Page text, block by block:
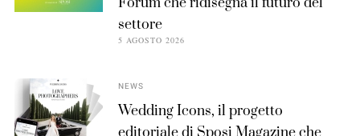
settore
5 AGOSTO 2026
NEWS
Wedding Icons, il progetto